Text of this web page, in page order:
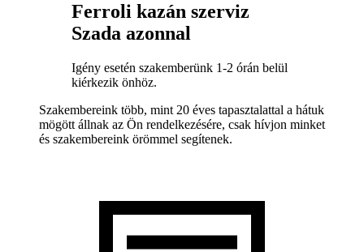
Ferroli kazán szerviz
Szada azonnal
Igény esetén szakemberünk 1-2 órán belül
kiérkezik önhöz.
Szakembereink több, mint 20 éves tapasztalattal a hátuk
mögött állnak az Ön rendelkezésére, csak hívjon minket
és szakembereink örömmel segítenek.